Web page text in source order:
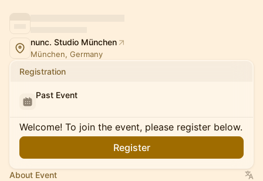
nunc. Studio München
München, Germany
Registration
Past Event
Welcome! To join the event, please register below.
Register
About Event